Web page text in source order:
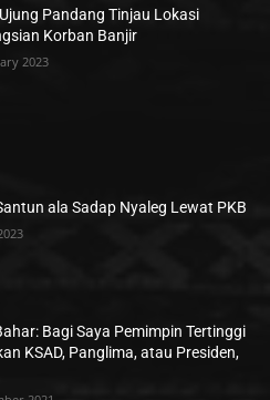
Pandang Tinjau Lokasi
Korban Banjir
2023
ala Sadap Nyaleg Lewat PKB
Bagi Saya Pemimpin Tertinggi
KSAD, Panglima, atau Presiden,